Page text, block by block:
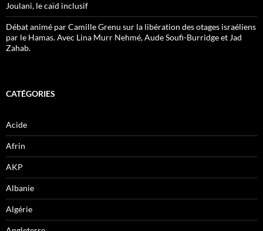
Joulani, le caïd inclusif
Débat animé par Camille Grenu sur la libération des otages israéliens
par le Hamas. Avec Lina Murr Nehmé, Aude Soufi-Burridge et Jad
Zahab.
CATÉGORIES
Acide
Afrin
AKP
Albanie
Algérie